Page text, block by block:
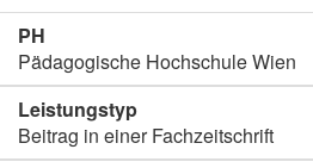
PH
Pädagogische Hochschule Wien
Leistungstyp
Beitrag in einer Fachzeitschrift